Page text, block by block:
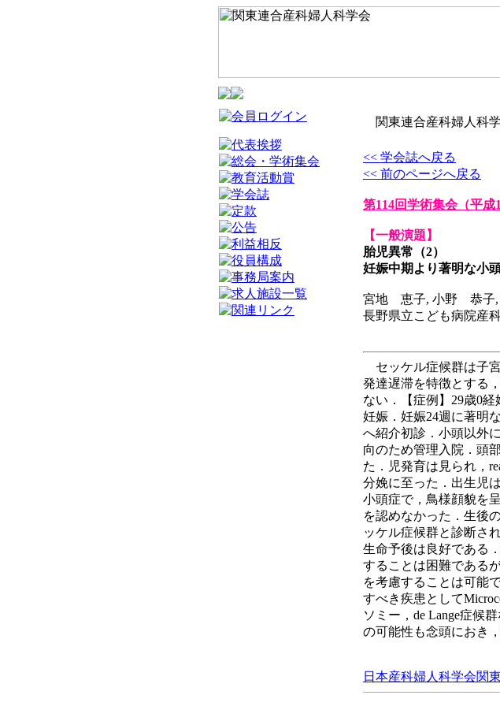
関東連合産科婦人科
<< 学会誌へ戻る
<< 前のページへ戻る
第114回学術集会（平成
【一般演題】
胎児異常（2）
妊娠中期より著明な小
宮地 恵子, 小野 恭子
長野県立こども病院産
セッケル症候群は子
発達遅滞を特徴とする
ない．【症例】29歳0
妊娠．妊娠24週に著明
へ紹介初診．小頭以外
向のため管理入院．頭
た．児発育は見られ，
分娩に至った．出生児
小頭症で，鳥様顔貌を
を認めなかった．生後
ッケル症候群と診断さ
生命予後は良好である
することは困難である
を考慮することは可能
すべき疾患として
ソミー，de Lange症候
の可能性も念頭におき
日本産科婦人科学会関